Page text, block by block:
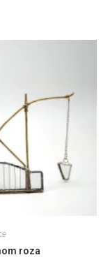
roza